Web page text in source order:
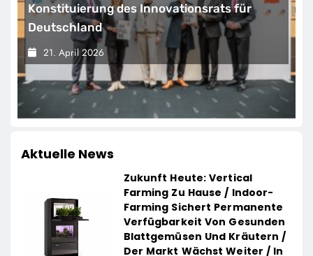
Saubere Sache: Tineco FLOOR ONE S9
Premium bei MediaMarkt jetzt für 459
sichern
21. April 2026
Aktuelle News
Zukunft Heute: Vertical
Farming Zu Hause / Indoor-
Farming Sichert Permanente
Verfügbarkeit Von Gesunden
Blattgemüsen Und Kräutern /
Der Markt Wächst Weiter / In